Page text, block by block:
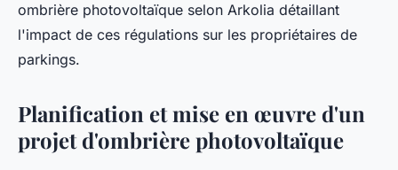
ombrière photovoltaïque selon Arkolia détaillant
l'impact de ces régulations sur les propriétaires de
parkings.
Planification et mise en œuvre d'un
projet d'ombrière photovoltaïque